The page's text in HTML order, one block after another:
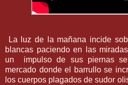
La luz de la mañana incide
blancas paciendo en las
un
impulso de sus piernas
mercado donde el barrullo se
los cuerpos plagados de sudor